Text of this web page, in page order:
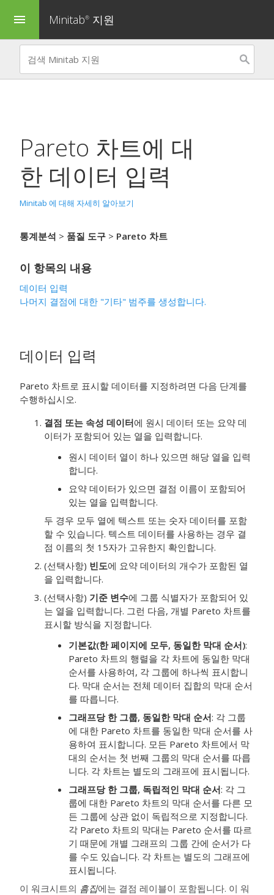
menu Minitab® 지원
Pareto 차트에 대
한 데이터 입력
Minitab 에 대해 자세히 알아보기
통계분석 > 품질 도구 > Pareto 차트
이 항목의 내용
데이터 입력
나머지 결점에 대한 "기타" 범주를 생성합니다.
데이터 입력
Pareto 차트로 표시할 데이터를 지정하려면 다음 단계를
수행하십시오.
결점 또는 속성 데이터에 원시 데이터 또는 요약 데
이터가 포함되어 있는 열을 입력합니다.
원시 데이터 열이 하나 있으면 해당 열을 입력
합니다.
요약 데이터가 있으면 결점 이름이 포함되어
있는 열을 입력합니다.
두 경우 모두 열에 텍스트 또는 숫자 데이터를 포함
할 수 있습니다. 텍스트 데이터를 사용하는 경우 결
점 이름의 첫 15자가 고유한지 확인합니다.
(선택사항) 빈도에 요약 데이터의 개수가 포함된 열
을 입력합니다.
(선택사항) 기준 변수에 그룹 식별자가 포함되어 있
는 열을 입력합니다. 그런 다음, 개별 Pareto 차트를
표시할 방식을 지정합니다.
기본값(한 페이지에 모두, 동일한 막대 순서):
Pareto 차트의 행렬을 각 차트에 동일한 막대
순서를 사용하여, 각 그룹에 하나씩 표시합니
다. 막대 순서는 전체 데이터 집합의 막대 순서
를 따릅니다.
그래프당 한 그룹, 동일한 막대 순서: 각 그룹
에 대한 Pareto 차트를 동일한 막대 순서를 사
용하여 표시합니다. 모든 Pareto 차트에서 막
대의 순서는 첫 번째 그룹의 막대 순서를 따릅
니다. 각 차트는 별도의 그래프에 표시됩니다.
그래프당 한 그룹, 독립적인 막대 순서: 각 그
룹에 대한 Pareto 차트의 막대 순서를 다른 모
든 그룹에 상관 없이 독립적으로 지정합니다.
각 Pareto 차트의 막대는 Pareto 순서를 따르
기 때문에 개별 그래프의 그룹 간에 순서가 다
를 수도 있습니다. 각 차트는 별도의 그래프에
표시됩니다.
이 워크시트의 흠집에는 결점 레이블이 포함됩니다. 이 워